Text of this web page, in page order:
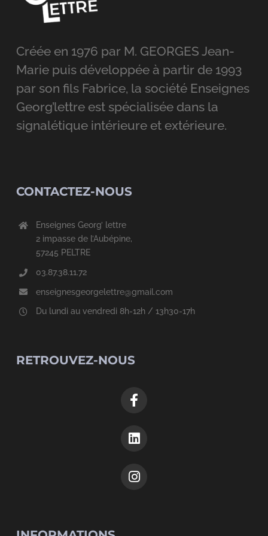
Créée en 1976 par M. GEORGES Jean-
Marie puis développée à partir de 1993
par son fils Fabrice, la société Enseignes
Georg’lettre est spécialisée dans la
signalétique intérieure et extérieure.
CONTACTEZ-NOUS
Enseignes Georg’ lettre
2 impasse de l’Aubépine,
57245 PELTRE
03.87.38.11.72
enseignesgeorgelettre@gmail.com
Du lundi au vendredi 8h-12h / 13h30-17h
RETROUVEZ-NOUS